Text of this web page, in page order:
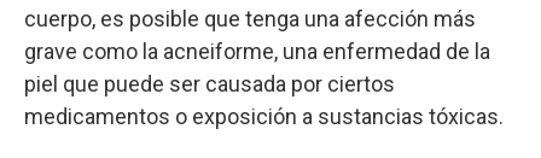
cuerpo, es posible que tenga una afección más
grave como la acneiforme, una enfermedad de la
piel que puede ser causada por ciertos
medicamentos o exposición a sustancias tóxicas.